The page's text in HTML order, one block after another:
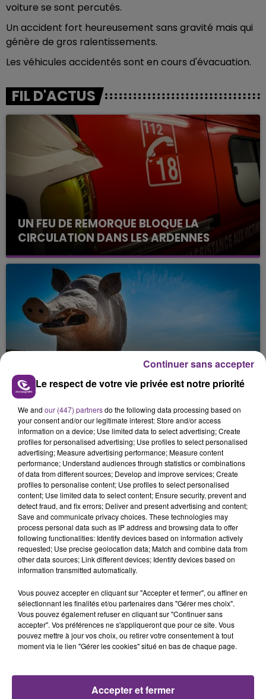
voiture se sont percutés.
Un accident fort heureusement sans gravité mais qui
génère de gros ralentissements.
Les véhicules accidentés sont en cours d'évacuation.
FIL D'ACTUS
UN FEU DE REMORQUE BLOQUE LA
CIRCULATION DANS LES ARDENNES
Un feu de remorque s'est déclaré ce mercredi en
fin de matinée sur l'A34.
VENEZ FÊTER CE WEEK-END
L'ANNIVERSAIRE DE WOINIC
Ce samedi 8 août sera un grand jour :
l'anniversaire du plus gros sanglier du monde.
Une fête est donc organisée et vous êtes tous
conviés !
TITRES DIFFUSÉS
6h19
6h19
SANTA
Recommence-Moi
6h16
6h16
MYLES SMITH & NIALL HORAN
Drive Safe
6h11
6h11 6h08
6h08
Le respect de votre vie privée est notre priorité
We and our (447) partnersdo the following data processing based on
your consent and/or our legitimate interest: Store and/or access
information on a device; Use limited data to select advertising; Create
profiles for personalised advertising; Use profiles to select personalised
advertising; Measure advertising performance; Measure content
performance; Understand audiences through statistics or combinations
of data from different sources; Develop and improve services; Create
profiles to personalise content; Use profiles to select personalised
content; Use limited data to select content; Ensure security, prevent and
detect fraud, and fix errors; Deliver and present advertising and content;
Save and communicate privacy choices. These technologies may
process personal data such as IP address and browsing data to offer
following functionalities: Identify devices based on information actively
requested; Use precise geolocation data; Match and combine data from
other data sources; Link different devices; Identify devices based on
information transmitted automatically.
Vous pouvez accepter en cliquant sur "Accepter et fermer", ou affiner en
sélectionnant les finalités et/ou partenaires dans "Gérer mes choix".
Vous pouvez également refuser en cliquant sur "Continuer sans
accepter". Vos préférences ne s'appliqueront que pour ce site. Vous
pouvez mettre à jour vos choix, ou retirer votre consentement à tout
moment via le lien "Gérer les cookies" situé en bas de chaque page.
Accepter et fermer
Continuer sans accepter